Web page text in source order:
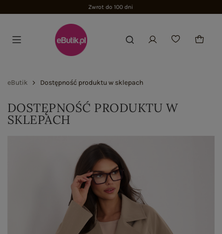
Zwrot do 100 dni
eButik Dostępność produktu w sklepach
DOSTĘPNOŚĆ PRODUKTU W
SKLEPACH